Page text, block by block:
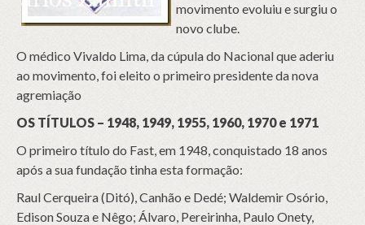
movimento evoluiu e surgiu o
novo clube.
O médico Vivaldo Lima, da cúpula do Nacional que aderiu
ao movimento, foi eleito o primeiro presidente da nova
agremiação
OS TÍTULOS – 1948, 1949, 1955, 1960, 1970 e 1971
O primeiro título do Fast, em 1948, conquistado 18 anos
após a sua fundação tinha esta formação:
Raul Cerqueira (Ditó), Canhão e Dedé; Waldemir Osório,
Edison Souza e Nêgo; Álvaro, Pereirinha, Paulo Onety,